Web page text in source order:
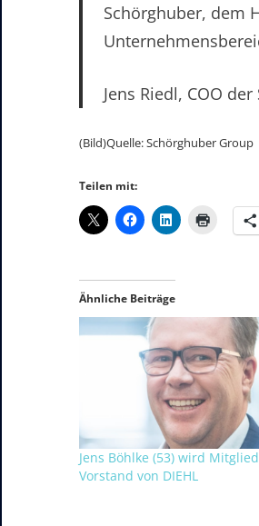
Schörghuber, dem
Jens Riedl, COO
(Bild)Quelle: Schörghuber Group
Teilen mit:
Ähnliche Beiträge
Jens Böhlke (53) wird
Vorstand von DIEHL